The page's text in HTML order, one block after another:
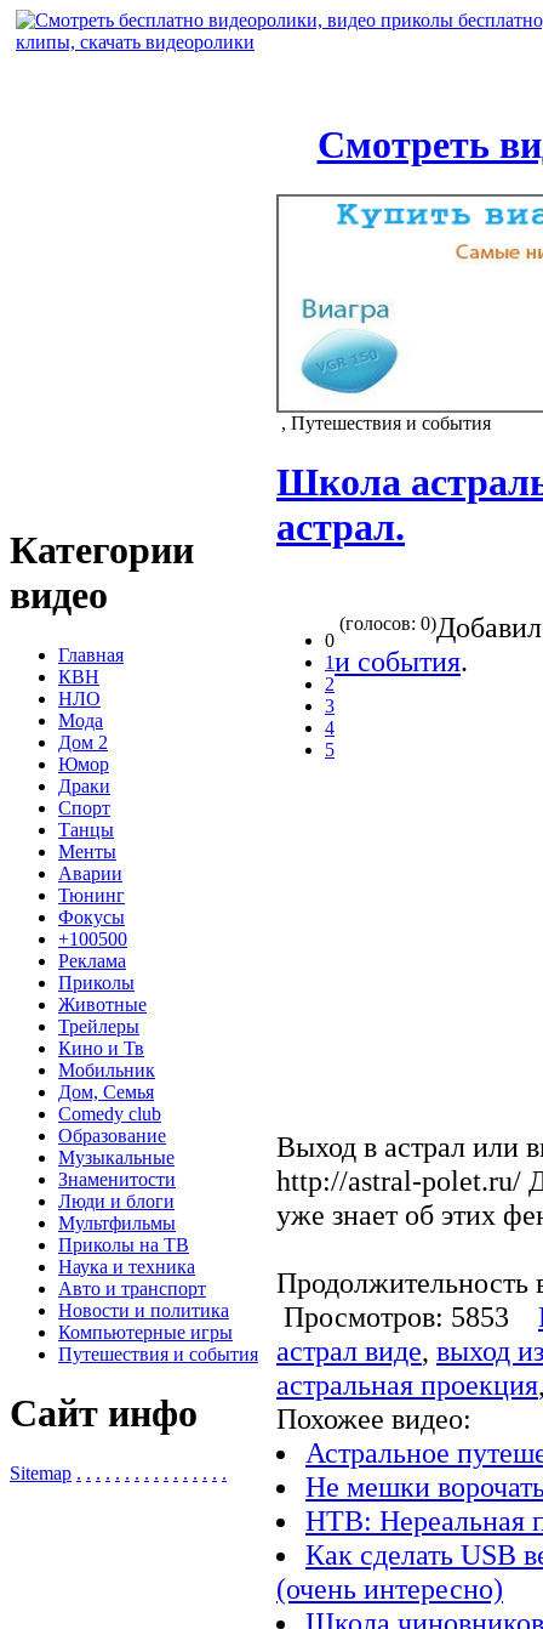
Смотреть
Категории
видео
Главная
КВН
НЛО
Мода
Дом 2
Юмор
Драки
Спорт
Танцы
Менты
Аварии
Тюнинг
Фокусы
+100500
Реклама
Приколы
Животные
Трейлеры
Кино и Тв
Мобильник
Дом, Семья
Comedy club
Образование
Музыкальные
Знаменитости
Люди и блоги
Мультфильмы
Приколы на ТВ
Наука и техника
Авто и транспорт
Новости и политика
Компьютерные игры
Путешествия и события
Сайт инфо
Sitemap . . . . . . . . . . . . . . . .
, Путешествия и события
Школа
астрал.
0
1
2
3
4
5
(голосов: 0)
и события.
Выход в астрал или
http://astral-polet.ru/
уже знает об этих
Продолжительность
Просмотров: 5853
астрал виде, выход
астральная проекция
Похожее видео:
Астральное
Не мешки
НТВ: Нереальная
Как сделать USB
(очень интересно)
Школа чиновников